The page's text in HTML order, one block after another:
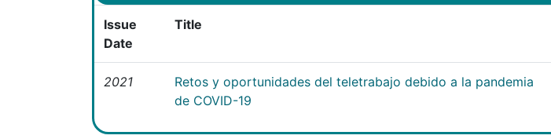
Issue
Date
Title
2021
Retos y oportunidades del teletrabajo debido a la pandemia
de COVID-19